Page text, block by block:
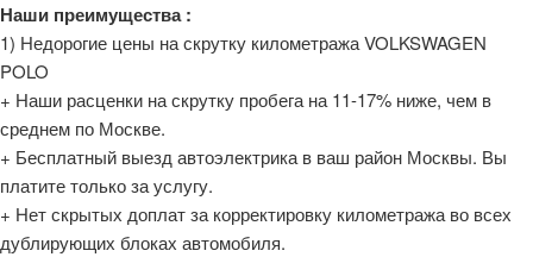
Наши преимущества :
1) Недорогие цены на скрутку километража VOLKSWAGEN
POLO
+ Наши расценки на скрутку пробега на 11-17% ниже, чем в
среднем по Москве.
+ Бесплатный выезд автоэлектрика в ваш район Москвы. Вы
платите только за услугу.
+ Нет скрытых доплат за корректировку километража во всех
дублирующих блоках автомобиля.